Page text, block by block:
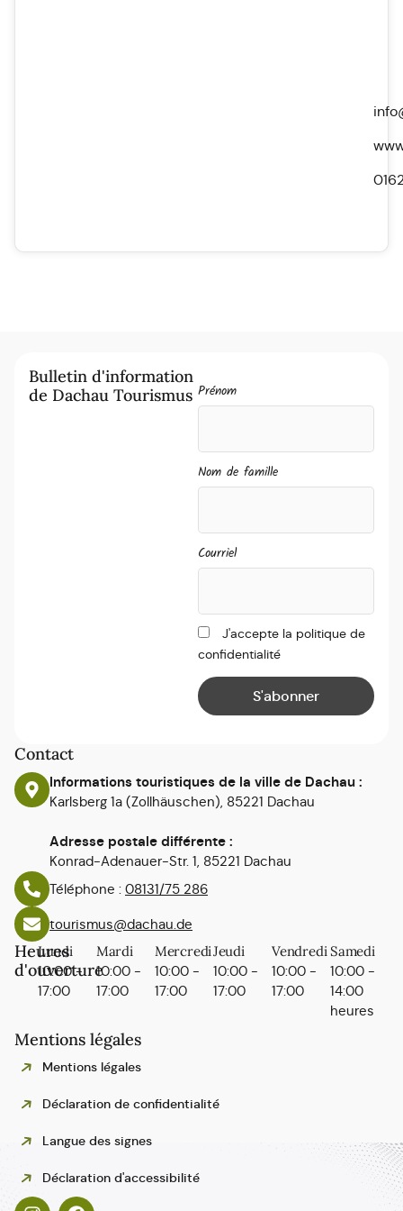
Contact
Informations touristiques de la ville de Dachau :
Karlsberg 1a (Zollhäuschen), 85221 Dachau
Adresse postale différente :
Konrad-Adenauer-Str. 1, 85221 Dachau
Téléphone : 08131/75 286
tourismus@dachau.de
Heures
d'ouverture
Lundi
10:00 -
17:00
Mardi
10:00 -
17:00
Mercredi
10:00 -
17:00
Jeudi
10:00 -
17:00
Vendredi
10:00 -
17:00
Samedi
10:00 -
14:00
heures
Mentions légales
Mentions légales
Déclaration de confidentialité
Langue des signes
Déclaration d'accessibilité
Bulletin d'information
de Dachau Tourismus Prénom
Nom de famille
Courriel
J'accepte la politique de
confidentialité
Español